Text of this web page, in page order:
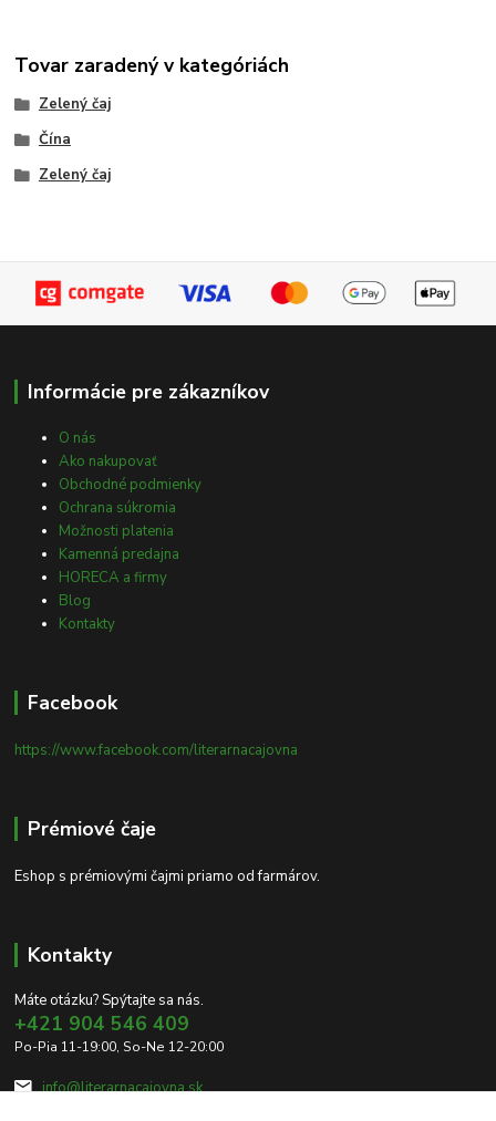
Tovar zaradený v kategóriách
Zelený čaj
Čína
Zelený čaj
Informácie pre zákazníkov
O nás
Ako nakupovať
Obchodné podmienky
Ochrana súkromia
Možnosti platenia
Kamenná predajna
HORECA a firmy
Blog
Kontakty
Facebook
https://www.facebook.com/literarnacajovna
Prémiové čaje
Eshop s prémiovými čajmi priamo od farmárov.
Kontakty
Máte otázku? Spýtajte sa nás.
+421 904 546 409
Po-Pia 11-19:00, So-Ne 12-20:00
info@literarnacajovna.sk